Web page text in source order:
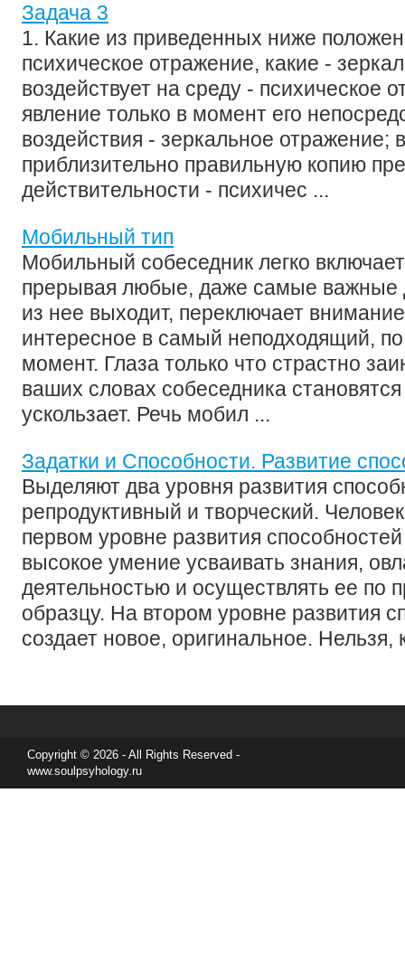
Задача 3
1. Какие из приведенных ниже
психическое отражение, какие -
воздействует на среду - психическое
явление только в момент его
воздействия - зеркальное отражение;
приблизительно правильную копию
действительности - психичес ...
Мобильный тип
Мобильный собеседник легко
прерывая любые, даже самые важные
из нее выходит, переключает
интересное в самый неподходящий,
момент. Глаза только что страстно
ваших словах собеседника
ускользает. Речь мобил ...
Задатки и Способности. Развитие
Выделяют два уровня развития
репродуктивный и творческий.
первом уровне развития
высокое умение усваивать знания,
деятельностью и осуществлять ее по
образцу. На втором уровне развития
создает новое, оригинальное. Нельзя,
Copyright © 2026 - All Rights Reserved -
www.soulpsyhology.ru